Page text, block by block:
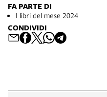
FA PARTE DI
I libri del mese 2024
CONDIVIDI